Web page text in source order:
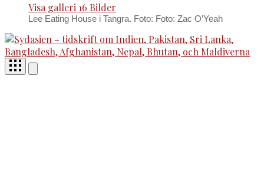
Visa galleri 16 Bilder
Lee Eating House i Tangra. Foto: Foto: Zac O’Yeah